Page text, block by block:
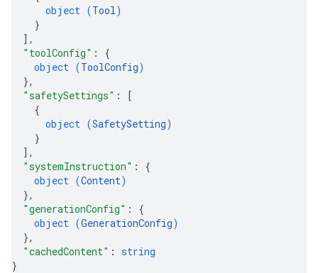
object (Tool)
}
] ,
"toolConfig" : {
object (ToolConfig)
},
"safetySettings" :
[
{
object (SafetySetting)
}
] ,
"systemInstruction" : {
object (Content)
},
"generationConfig" : {
object (GenerationConfig)
},
"cachedContent" : string
}